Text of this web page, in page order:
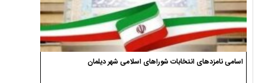
اسامی نامزدهای انتخابات شوراهای اسلامی شهر دیلمان